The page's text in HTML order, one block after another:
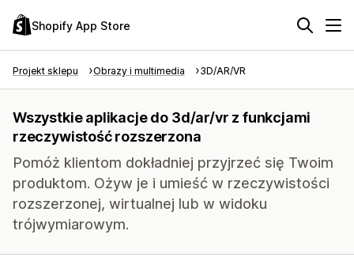
Shopify App Store
Projekt sklepu Obrazy i multimedia 3D/AR/VR
Wszystkie aplikacje do 3d/ar/vr z funkcjami
rzeczywistość rozszerzona
Pomóż klientom dokładniej przyjrzeć się Twoim
produktom. Ożyw je i umieść w rzeczywistości
rozszerzonej, wirtualnej lub w widoku
trójwymiarowym.